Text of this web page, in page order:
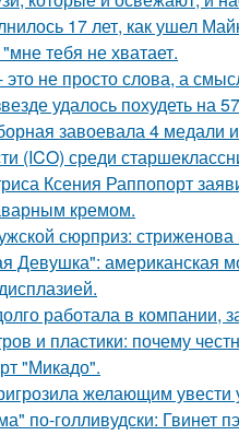
17 лет, как ушел
тебя не хватает.
не просто слова, а
удалось похудеть на
завоевала 4
(ICO) среди
Ксения Раппопорт
кремом.
сюрприз:
Девушка": американская
работала в
и пластики: почему
"Микадо".
желающим увести
по-голливудски: Гвинет